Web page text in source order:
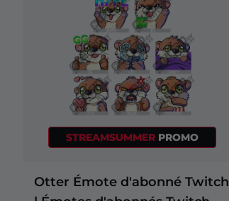
STREAMSUMMER PROMO
Otter Émote d'abonné Twitch